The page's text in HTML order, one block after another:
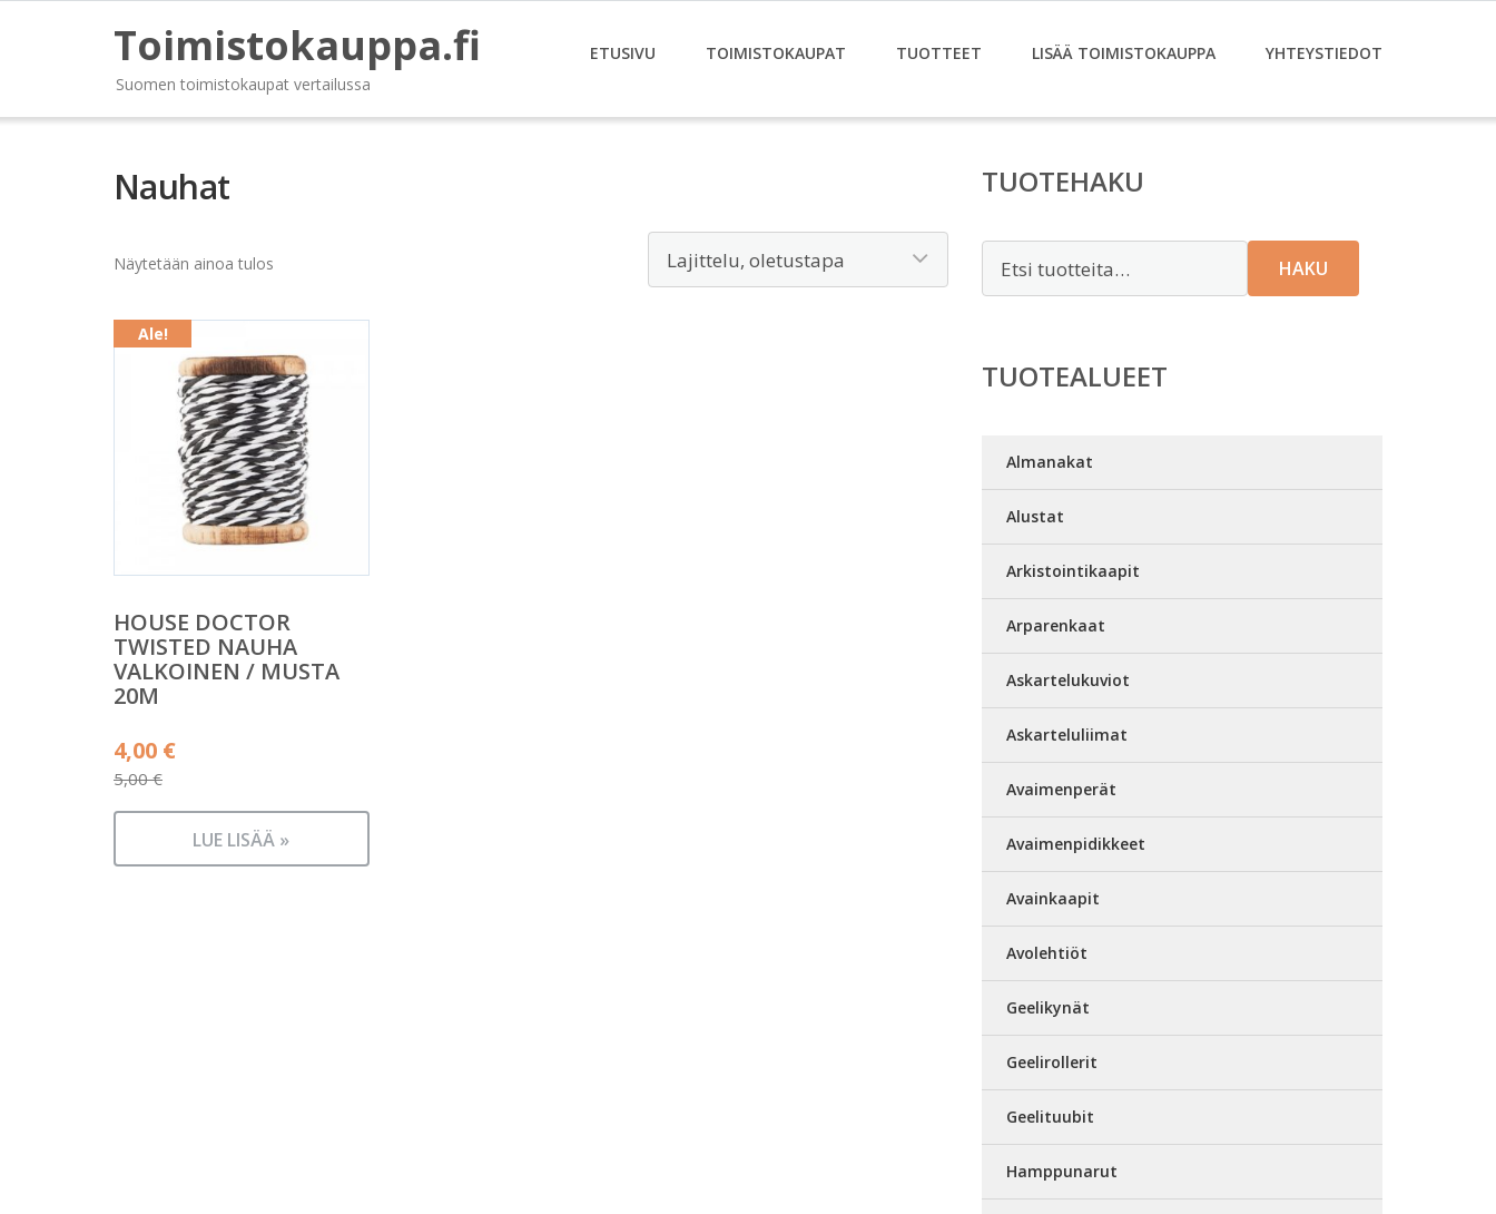
Toimistokauppa.fi
Suomen toimistokaupat vertailussa
ETUSIVU TOIMISTOKAUPAT TUOTTEET LISÄÄ TOIMISTOKAUPPA YHTEYSTIEDOT
Nauhat
Näytetään ainoa tulos
Ale!
HOUSE DOCTOR
TWISTED NAUHA
VALKOINEN / MUSTA
20M
5,00€
Alkuperäinen
hinta
oli:
4,00 €
Nykyinen
on:
LUE LISÄÄ »
TUOTEHAKU
HAKU
TUOTEALUEET
Almanakat
Alustat
Arkistointikaapit
Arparenkaat
Askartelukuviot
Askarteluliimat
Avaimenperät
Avaimenpidikkeet
Avainkaapit
Avolehtiöt
Geelikynät
Geelirollerit
Geelituubit
Hamppunarut